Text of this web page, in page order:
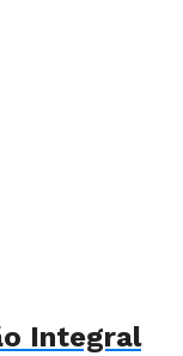
Integral